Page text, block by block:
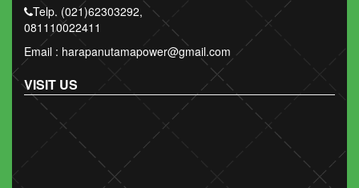
Telp. (021)62303292,
081110022411
Email : harapanutamapower@gmail.com
VISIT US